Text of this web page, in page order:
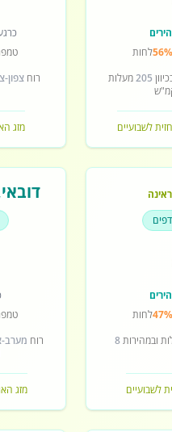
56%לחות
205מעלות
לשבועיים
רוחצפון-
מזג
47%לחות
ובמהירות8
לשבועיים
דובאי
רוח מערב-
מזג